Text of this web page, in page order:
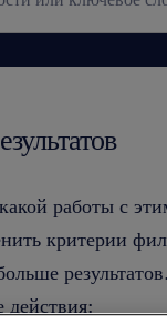
работы с
критерии